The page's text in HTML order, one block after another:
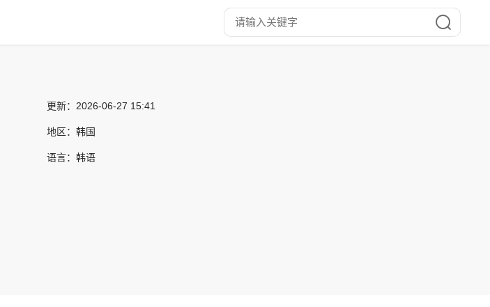
更新： 2026-06-27 15:41
地区： 韩国
语言： 韩语